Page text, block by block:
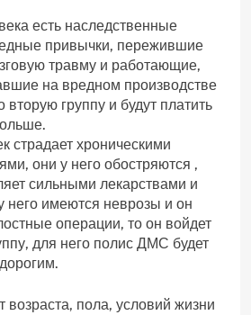
есть наследственные
привычки, пережившие
травму и работающие,
на вредном производстве
вторую группу и будут платить
страдает хроническими
они у него обостряются ,
сильными лекарствами и
него имеются неврозы и он
операции, то он войдет
для него полис ДМС будет
возраста, пола, условий жизни